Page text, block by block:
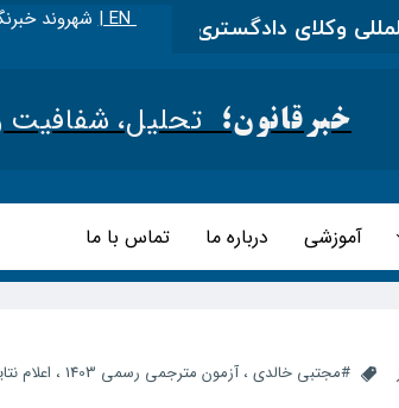
وکلای دادگستری| مطالب آموزشی
EN | شهروند
خبرقانون؛ تحلیل، شفافیت
آموزشی درباره ما تماس با ما
#مجتبی خالدی ،آزمون مترجمی رسمی 1403 ، اعلام